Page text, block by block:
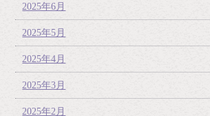
2025年6月
2025年5月
2025年4月
2025年3月
2025年2月